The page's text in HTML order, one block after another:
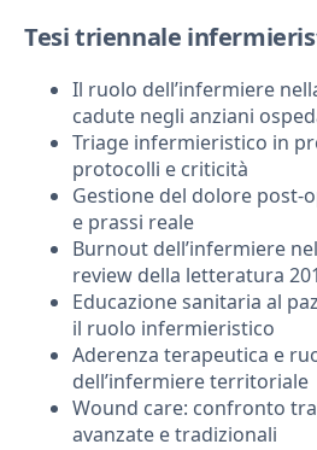
Tesi triennale
Il ruolo dell’infermiere
cadute negli anziani
Triage infermieristico in
protocolli e criticità
Gestione del dolore post-
e prassi reale
Burnout dell’infermiere
review della letteratura
Educazione sanitaria al
il ruolo infermieristico
Aderenza terapeutica e
dell’infermiere territoriale
Wound care: confronto
avanzate e tradizionali